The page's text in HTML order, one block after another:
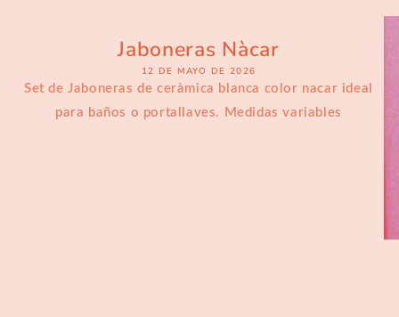
Jaboneras Nàcar
12 DE MAYO DE 2026
Set de Jaboneras de ceràmica blanca color nacar ideal
para baños o portallaves. Medidas variables